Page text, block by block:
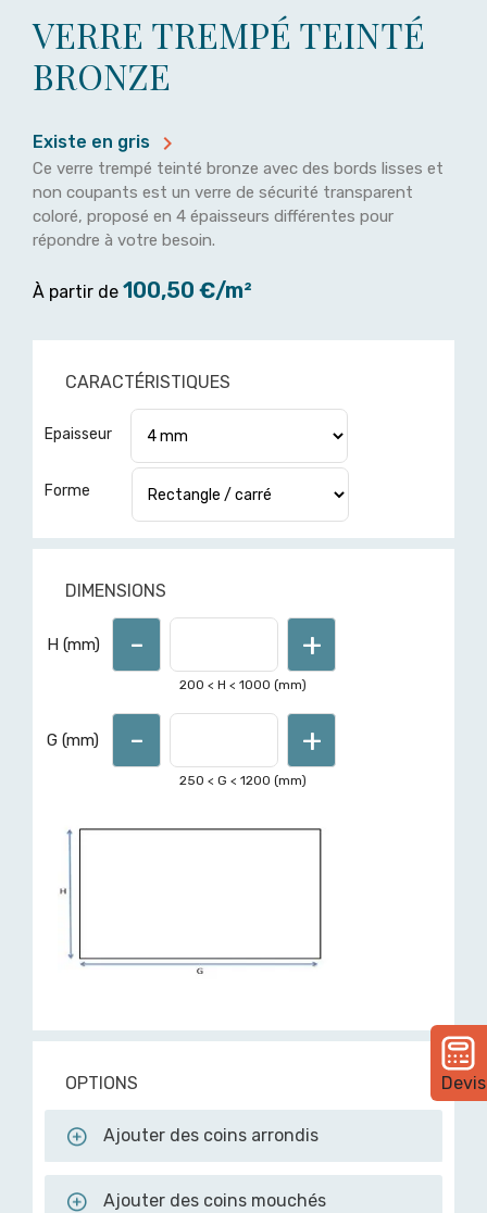
Devis
VERRE TREMPÉ TEINTÉ
BRONZE
Existe en gris 
Ce verre trempé teinté bronze avec des bords lisses et
non coupants est un verre de sécurité transparent
coloré, proposé en 4 épaisseurs différentes pour
répondre à votre besoin.
À partir de 100,50 €/m²
CARACTÉRISTIQUES
Epaisseur
Pour d'autres formes ou des
dimensions hors limités affichées,
demandez un devis ici
Forme
DIMENSIONS
H (mm) - +
200 < H <1000 (mm)
G (mm) - +
250 < G <1200 (mm)
OPTIONS
Ajouter des coins arrondis
Ajouter des coins mouchés